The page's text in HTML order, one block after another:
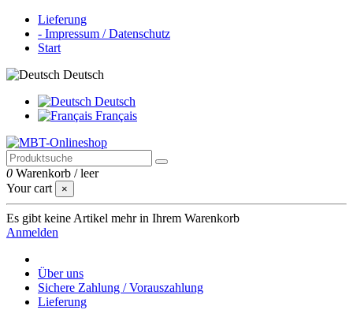
Lieferung
- Impressum / Datenschutz
Start
Deutsch
Deutsch
Français
0 Warenkorb /leer
Your cart
×
Es gibt keine Artikel mehr in Ihrem Warenkorb
Anmelden
Über uns
Sichere Zahlung / Vorauszahlung
Lieferung